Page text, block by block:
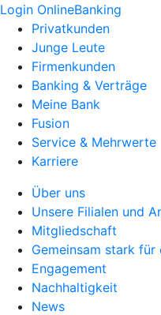
Login OnlineBanking
Privatkunden
Junge Leute
Firmenkunden
Banking & Verträge
Meine Bank
Fusion
Service & Mehrwerte
Karriere
Über uns
Unsere Filialen und
Mitgliedschaft
Gemeinsam stark für
Engagement
Nachhaltigkeit
News